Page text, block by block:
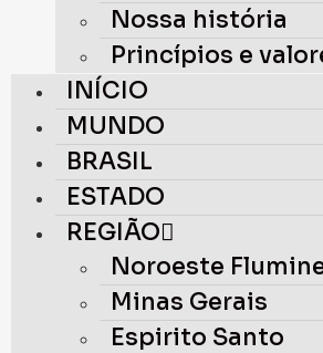
Nossa história
Princípios e
INÍCIO
MUNDO
BRASIL
ESTADO
REGIÃO
Noroeste
Minas Gerais
Espirito Santo